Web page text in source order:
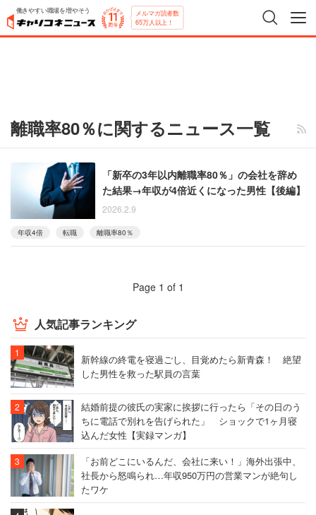
働きやすい職場を増やそう メルマガ読者数
65万人以上！
離職率80％に関するニュース一覧
「新卒の3年以内離職率80％」の会社を辞め
た結果→年収が4倍近くになった男性【後編】
2026.2.9
年収4倍 転職 離職率80％
Page 1 of 1
人気記事ランキング
新幹線の終電を寝過ごし、目覚めたら新青森！ 絶望
した男性を救った駅員の言葉
結婚前提の彼氏の実家に挨拶に行ったら「その日のう
ちに電話で別れを告げられた」 ショックで1ヶ月寝
込んだ女性【実録マンガ】
「お前どこにいるんだ、会社に来い！」海外出張中、
社長から怒鳴られ…年収950万円の営業マンが絶句し
たワケ